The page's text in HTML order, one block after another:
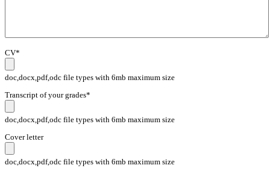
CV*
doc,docx,pdf,odc file types with 6mb maximum size
Transcript of your grades*
doc,docx,pdf,odc file types with 6mb maximum size
Cover letter
doc,docx,pdf,odc file types with 6mb maximum size